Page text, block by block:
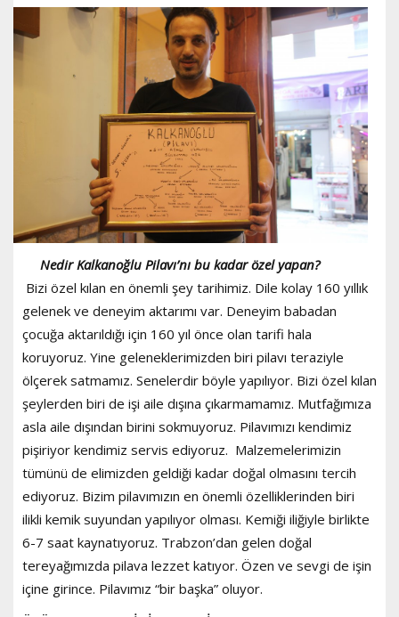
Nedir Kalkanoğlu Pilavı’nı bu kadar özel yapan?
Bizi özel kılan en önemli şey tarihimiz. Dile kolay 160 yıllık
gelenek ve deneyim aktarımı var. Deneyim babadan
çocuğa aktarıldığı için 160 yıl önce olan tarifi hala
koruyoruz. Yine geleneklerimizden biri pilavı teraziyle
ölçerek satmamız. Senelerdir böyle yapılıyor. Bizi özel kılan
şeylerden biri de işi aile dışına çıkarmamamız. Mutfağımıza
asla aile dışından birini sokmuyoruz. Pilavımızı kendimiz
pişiriyor kendimiz servis ediyoruz. Malzemelerimizin
tümünü de elimizden geldiği kadar doğal olmasını tercih
ediyoruz. Bizim pilavımızın en önemli özelliklerinden biri
ilikli kemik suyundan yapılıyor olması. Kemiği iliğiyle birlikte
6-7 saat kaynatıyoruz. Trabzon’dan gelen doğal
tereyağımızda pilava lezzet katıyor. Özen ve sevgi de işin
içine girince. Pilavımız “bir başka” oluyor.